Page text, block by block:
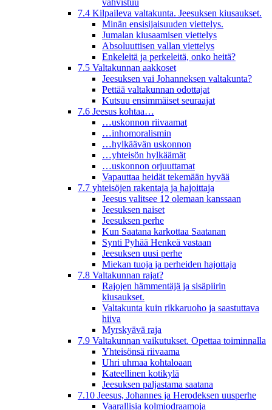
vahvistuu
7.4 Kilpaileva valtakunta. Jeesuksen kiusaukset.
Minän ensisijaisuuden viettelys.
Jumalan kiusaamisen viettelys
Absoluuttisen vallan viettelys
Enkeleitä ja perkeleitä, onko heitä?
7.5 Valtakunnan aakkoset
Jeesuksen vai Johanneksen valtakunta?
Pettää valtakunnan odottajat
Kutsuu ensimmäiset seuraajat
7.6 Jeesus kohtaa…
…uskonnon riivaamat
…inhomoralismin
…hylkäävän uskonnon
…yhteisön hylkäämät
…uskonnon orjuuttamat
Vapauttaa heidät tekemään hyvää
7.7 yhteisöjen rakentaja ja hajoittaja
Jeesus valitsee 12 olemaan kanssaan
Jeesuksen naiset
Jeesuksen perhe
Kun Saatana karkottaa Saatanan
Synti Pyhää Henkeä vastaan
Jeesuksen uusi perhe
Miekan tuoja ja perheiden hajottaja
7.8 Valtakunnan rajat?
Rajojen hämmentäjä ja sisäpiirin
kiusaukset.
Valtakunta kuin rikkaruoho ja saastuttava
hiiva
Myrskyävä raja
7.9 Valtakunnan vaikutukset. Opettaa toiminnalla
Yhteisönsä riivaama
Uhri uhmaa kohtaloaan
Kateellinen kotikylä
Jeesuksen paljastama saatana
7.10 Jeesus, Johannes ja Herodeksen uusperhe
Vaarallisia kolmiodraamoja